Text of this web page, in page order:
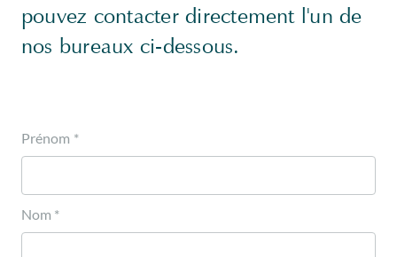
pouvez contacter directement l'un de
nos bureaux ci-dessous.
Prénom *
Nom *